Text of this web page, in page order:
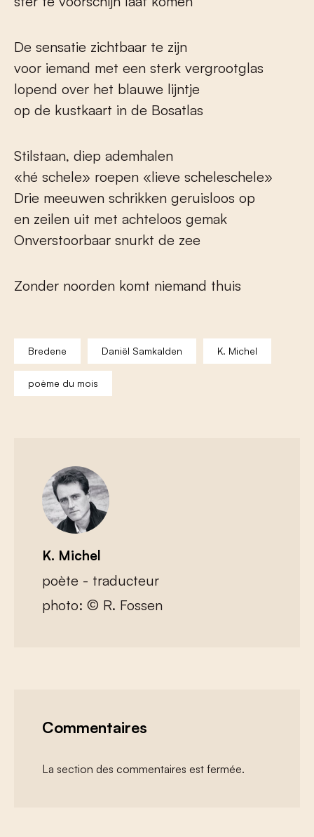
De sensatie zichtbaar te zijn
voor iemand met een sterk vergrootglas
lopend over het blauwe lijntje
op de kustkaart in de Bosatlas
Stilstaan, diep ademhalen
«hé schele» roepen «lieve scheleschele»
Drie meeuwen schrikken geruisloos op
en zeilen uit met achteloos gemak
Onverstoorbaar snurkt de zee
Zonder noorden komt niemand thuis
Bredene Daniël Samkalden K. Michel
poème du mois
K. Michel
poète - traducteur
photo: © R. Fossen
Commentaires
La section des commentaires est fermée.